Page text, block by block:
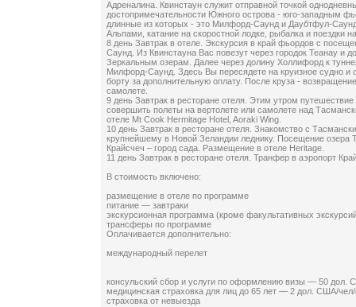
Адреналина. Квинстаун служит отправной точкой
достопримечательности Южного острова - юго-западным
длинные из которых - это Милфорд-Саунд и Даубтфул-
Альпами, катание на скоростной лодке, рыбалка и поездки
8 день Завтрак в отеле. Экскурсия в край фьордов с
Саунд. Из Квинстауна Вас повезут через городок Теанау и
Зеркальным озерам. Далее через долину Холлифорд к
Милфорд-Саунд. Здесь Вы пересядете на круизное судно и
борту за дополнительную оплату. После круза -
самолете.
9 день Завтрак в ресторане отеля. Этим утром
совершить полеты на вертолете или самолете над
отеле Mt Cook Hermitage Hotel, Aoraki Wing.
10 день Завтрак в ресторане отеля. Знакомство с
крупнейшему в Новой Зеландии леднику. Посещение озера
Крайсчеч – город сада. Размещение в отеле Heritage.
11 день Завтрак в ресторане отеля. Транфер в аэропорт
В стоимость включено:
размещение в отеле по программе
питание — завтраки
экскурсионная программа (кроме факультативных
трансферы по программе
Оплачивается дополнительно:
международный перелет
консульский сбор и услуги по оформлению визы — 50 дол.
медицинская страховка для лиц до 65 лет — 2 дол. США/чел/
страховка от невыезда